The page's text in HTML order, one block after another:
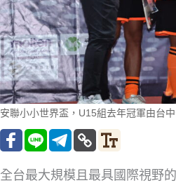
安聯小小世界盃，U15組去年冠軍由台
全台最大規模且最具國際視野